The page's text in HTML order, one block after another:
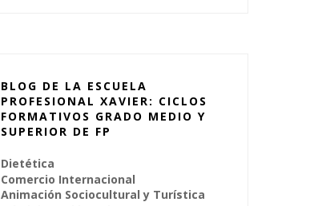
BLOG DE LA ESCUELA
PROFESIONAL XAVIER: CICLOS
FORMATIVOS GRADO MEDIO Y
SUPERIOR DE FP
Dietética
Comercio Internacional
Animación Sociocultural y Turística